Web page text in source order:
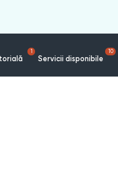
1
Servicii disponibile
10